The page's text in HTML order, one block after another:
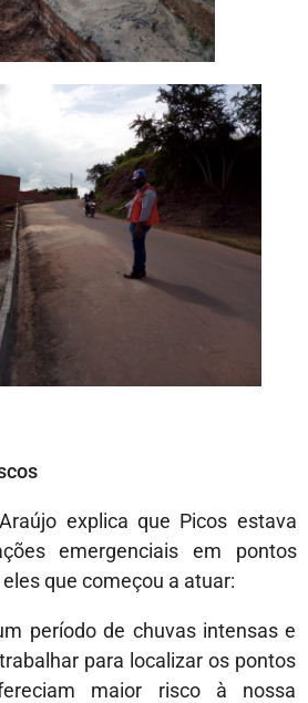
explica que Picos estava
emergenciais em pontos
que começou a atuar:
período de chuvas intensas e
para localizar os pontos
maior risco à nossa